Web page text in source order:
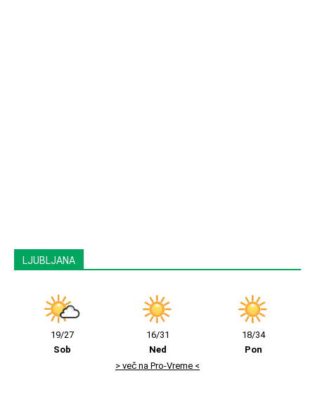
LJUBLJANA
19/27
Sob
16/31
Ned
18/34
Pon
> več na Pro-Vreme <